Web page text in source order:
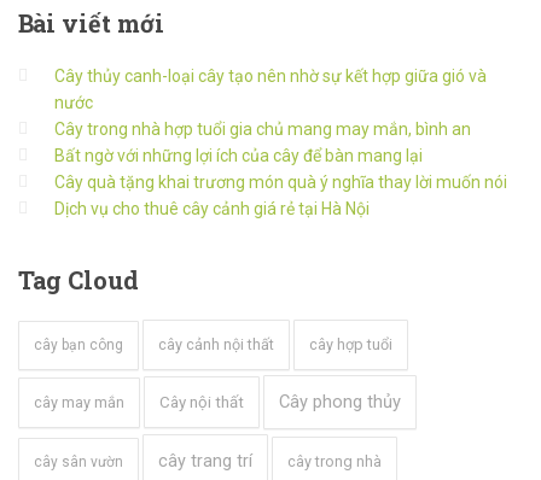
Bài viết mới
Cây thủy canh-loại cây tạo nên nhờ sự kết hợp giữa gió và
nước
Cây trong nhà hợp tuổi gia chủ mang may mắn, bình an
Bất ngờ với những lợi ích của cây để bàn mang lại
Cây quà tặng khai trương món quà ý nghĩa thay lời muốn nói
Dịch vụ cho thuê cây cảnh giá rẻ tại Hà Nội
Tag Cloud
cây bạn công cây cảnh nội thất cây hợp tuổi
cây may mắn Cây nội thất Cây phong thủy
cây sân vườn cây trang trí cây trong nhà